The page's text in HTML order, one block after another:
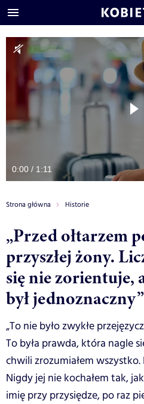
0:00 / 1:11
Strona główna Historie
„Przed ołtarzem
przyszłej żony.
się nie
był jednoznaczny”
„To nie było zwykłe
To była prawda, która nagle
chwili zrozumiałem
Nigdy jej nie kochałem tak,
imię przy przysiędze, po raz